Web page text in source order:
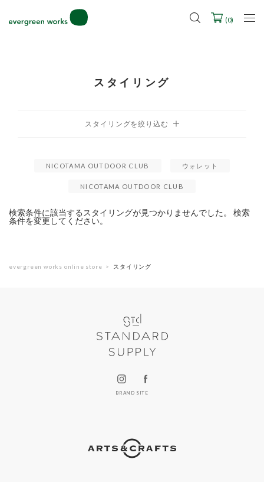
2027年ご入学用ランドセル受注会スケジュール
(0)
スタイリング
NICOTAMA OUTDOOR CLUB ウォレット
NICOTAMA OUTDOOR CLUB
検索条件に該当するスタイリングが見つかりませんでした。 検索
条件を変更してください。
evergreen works online store スタイリング
BRAND SITE